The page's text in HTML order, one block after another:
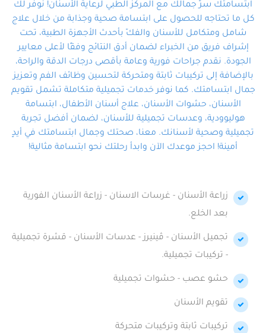
المتخصص ذوي الخبرة، ستجد نفسك
في أيد أمينة تلبي احتياجاتك بكل
احترافية ودقة.
ابتسامتك سرّ جمالك مع المركز الطبي لرعاية الأسنان! نوفر لك
كل ما تحتاجه للحصول على ابتسامة صحية وجذابة من خلال علاج
شامل ومتكامل للأسنان والفكّ بأحدث الأجهزة الطبية، تحت
إشراف فريق من الخبراء لضمان أدق النتائج وفقًا لأعلى معايير
الجودة. نقدم جراحات فورية وعامة بأقصى درجات الدقة والراحة،
بالإضافة إلى تركيبات ثابتة ومتحركة لتحسين وظائف الفم وتعزيز
جمال ابتسامتك. كما نوفر خدمات تجميلية متكاملة تشمل تقويم
الأسنان، حشوات الأسنان، علاج أسنان الأطفال، ابتسامة
هوليوودية، وعدسات تجميلية للأسنان، لضمان أفضل تجربة
تجميلية وصحية لأسنانك. معنا، صحتك وجمال ابتسامتك في أيدٍ
أمينة! احجز موعدك الآن وابدأ رحلتك نحو ابتسامة مثالية!
زراعة الأسنان - غرسات الاسنان - زراعة الأسنان الفورية
بعد الخلع.
تجميل الأسنان - ڤينيرز - عدسات الأسنان - قشرة تجميلية
- تركيبات تجميلية.
حشو عصب - حشوات تجميلية
تقويم الأسنان
تركيبات ثابتة وتركيبات متحركة